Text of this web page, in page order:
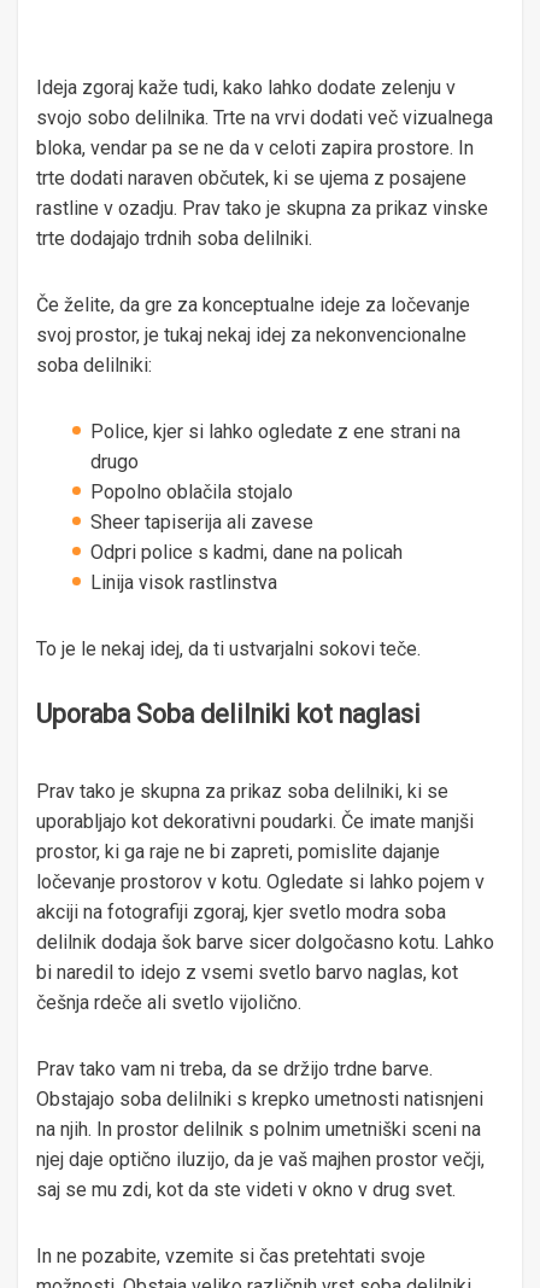
Ideja zgoraj kaže tudi, kako lahko dodate zelenju v
svojo sobo delilnika. Trte na vrvi dodati več vizualnega
bloka, vendar pa se ne da v celoti zapira prostore. In
trte dodati naraven občutek, ki se ujema z posajene
rastline v ozadju. Prav tako je skupna za prikaz vinske
trte dodajajo trdnih soba delilniki.
Če želite, da gre za konceptualne ideje za ločevanje
svoj prostor, je tukaj nekaj idej za nekonvencionalne
soba delilniki:
Police, kjer si lahko ogledate z ene strani na
drugo
Popolno oblačila stojalo
Sheer tapiserija ali zavese
Odpri police s kadmi, dane na policah
Linija visok rastlinstva
To je le nekaj idej, da ti ustvarjalni sokovi teče.
Uporaba Soba delilniki kot naglasi
Prav tako je skupna za prikaz soba delilniki, ki se
uporabljajo kot dekorativni poudarki. Če imate manjši
prostor, ki ga raje ne bi zapreti, pomislite dajanje
ločevanje prostorov v kotu. Ogledate si lahko pojem v
akciji na fotografiji zgoraj, kjer svetlo modra soba
delilnik dodaja šok barve sicer dolgočasno kotu. Lahko
bi naredil to idejo z vsemi svetlo barvo naglas, kot
češnja rdeče ali svetlo vijolično.
Prav tako vam ni treba, da se držijo trdne barve.
Obstajajo soba delilniki s krepko umetnosti natisnjeni
na njih. In prostor delilnik s polnim umetniški sceni na
njej daje optično iluzijo, da je vaš majhen prostor večji,
saj se mu zdi, kot da ste videti v okno v drug svet.
In ne pozabite, vzemite si čas pretehtati svoje